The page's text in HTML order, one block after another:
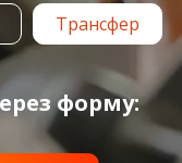
Трансфер
форму: